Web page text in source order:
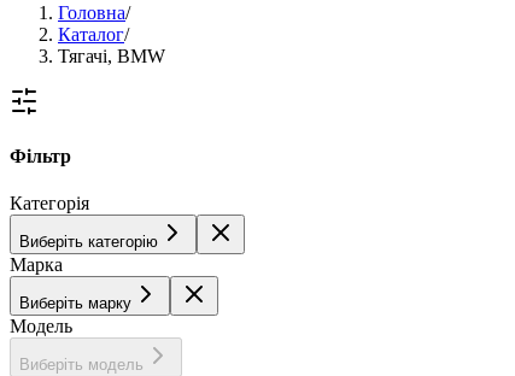
Головна/
Каталог/
Тягачі, BMW
Фільтр
Категорія
Виберіть категорію
Марка
Виберіть марку
Модель
Виберіть модель